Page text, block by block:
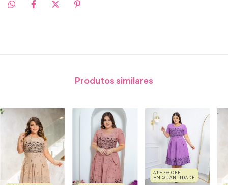
Produtos similares
ATÉ 7% OFF
EM QUANTIDADE